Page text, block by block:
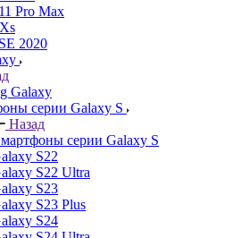
Pro Max
2020
Galaxy
серии Galaxy S
Назад
серии Galaxy S
S22
S22 Ultra
S23
S23 Plus
S24